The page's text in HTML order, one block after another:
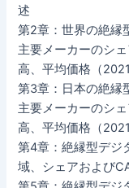
述
第2章：世界の絶縁
主要メーカーのシ
高、平均価格（
第3章：日本の絶縁
主要メーカーのシ
高、平均価格（
第4章：絶縁型デジ
域、シェアおよび